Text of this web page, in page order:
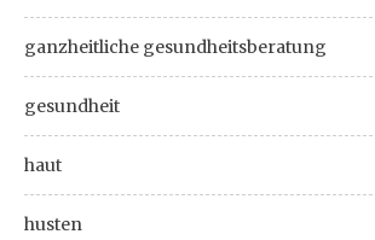
ganzheitliche gesundheitsberatung
gesundheit
haut
husten